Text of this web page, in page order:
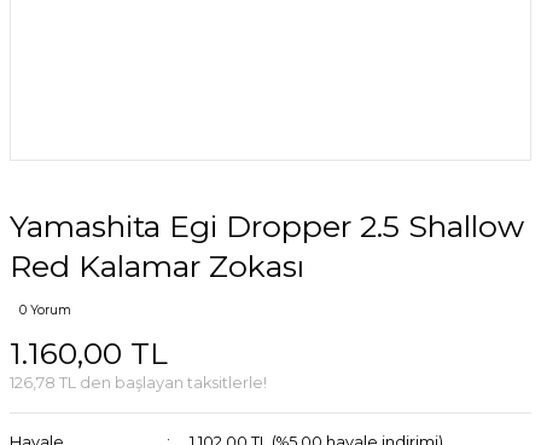
Yamashita Egi Dropper 2.5 Shallow
Red Kalamar Zokası
0 Yorum
1.160,00 TL
126,78 TL den başlayan taksitlerle!